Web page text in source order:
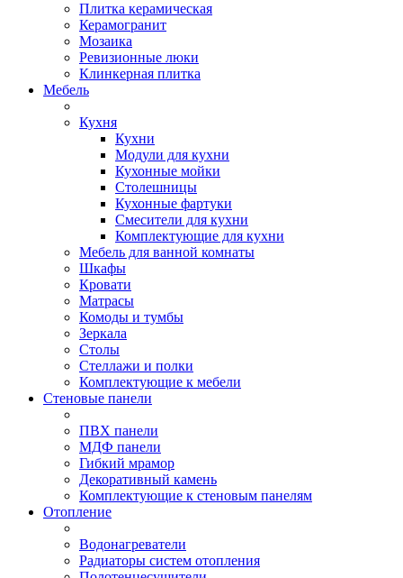
Плитка керамическая
Керамогранит
Мозаика
Ревизионные люки
Клинкерная плитка
Мебель
Кухня
Кухни
Модули для кухни
Кухонные мойки
Столешницы
Кухонные фартуки
Смесители для кухни
Комплектующие для кухни
Мебель для ванной комнаты
Шкафы
Кровати
Матрасы
Комоды и тумбы
Зеркала
Столы
Стеллажи и полки
Комплектующие к мебели
Стеновые панели
ПВХ панели
МДФ панели
Гибкий мрамор
Декоративный камень
Комплектующие к стеновым панелям
Отопление
Водонагреватели
Радиаторы систем отопления